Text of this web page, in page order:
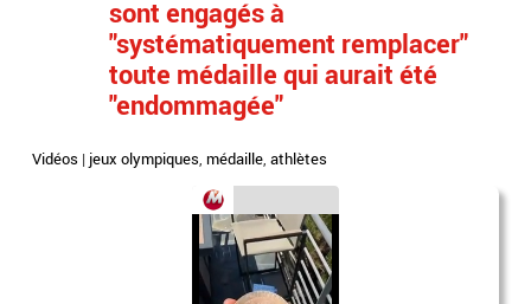
sont engagés à
"systématiquement remplacer"
toute médaille qui aurait été
"endommagée"
Vidéos | jeux olympiques,médaille,athlètes